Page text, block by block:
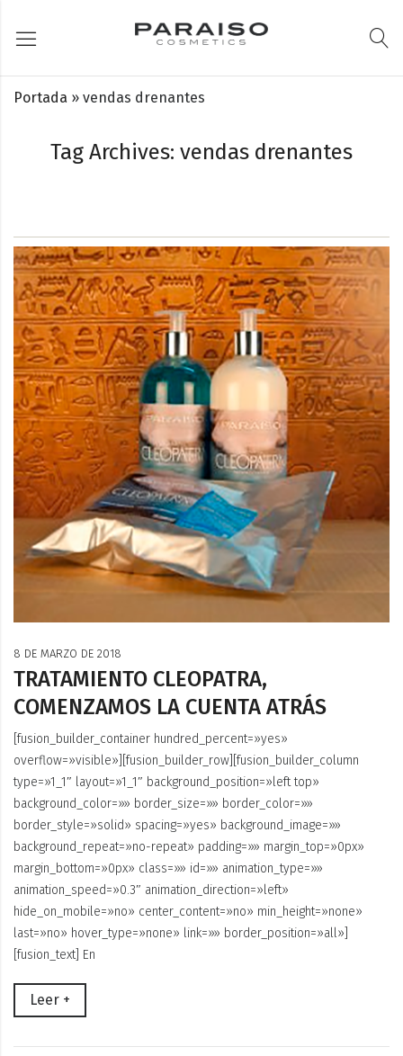
Tag Archives: vendas drenantes
Portada » vendas drenantes
8 DE MARZO DE 2018
TRATAMIENTO CLEOPATRA,
COMENZAMOS LA CUENTA ATRÁS
[fusion_builder_container hundred_percent=»yes»
overflow=»visible»][fusion_builder_row][fusion_builder_column
type=»1_1″ layout=»1_1″ background_position=»left top»
background_color=»» border_size=»» border_color=»»
border_style=»solid» spacing=»yes» background_image=»»
background_repeat=»no-repeat» padding=»» margin_top=»0px»
margin_bottom=»0px» class=»» id=»» animation_type=»»
animation_speed=»0.3″ animation_direction=»left»
hide_on_mobile=»no» center_content=»no» min_height=»none»
last=»no» hover_type=»none» link=»» border_position=»all»]
[fusion_text] En
Leer +